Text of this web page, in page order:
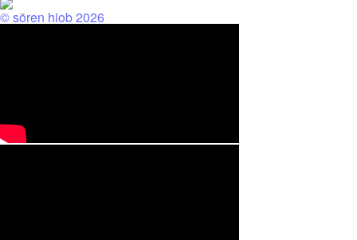
© sören hiob 2026